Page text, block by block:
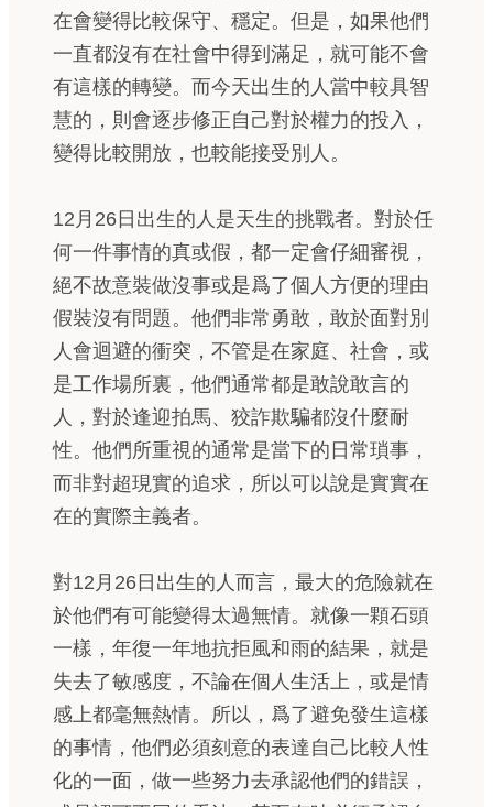
在會變得比較保守、穩定。但是，如果他們
一直都沒有在社會中得到滿足，就可能不會
有這樣的轉變。而今天出生的人當中較具智
慧的，則會逐步修正自己對於權力的投入，
變得比較開放，也較能接受別人。
12月26日出生的人是天生的挑戰者。對於任
何一件事情的真或假，都一定會仔細審視，
絕不故意裝做沒事或是爲了個人方便的理由
假裝沒有問題。他們非常勇敢，敢於面對別
人會迴避的衝突，不管是在家庭、社會，或
是工作場所裏，他們通常都是敢說敢言的
人，對於逢迎拍馬、狡詐欺騙都沒什麼耐
性。他們所重視的通常是當下的日常瑣事，
而非對超現實的追求，所以可以說是實實在
在的實際主義者。
對12月26日出生的人而言，最大的危險就在
於他們有可能變得太過無情。就像一顆石頭
一樣，年復一年地抗拒風和雨的結果，就是
失去了敏感度，不論在個人生活上，或是情
感上都毫無熱情。所以，爲了避免發生這樣
的事情，他們必須刻意的表達自己比較人性
化的一面，做一些努力去承認他們的錯誤，